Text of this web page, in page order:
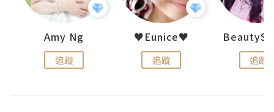
Amy Ng
追蹤
♥Eunice♥
追蹤 追蹤